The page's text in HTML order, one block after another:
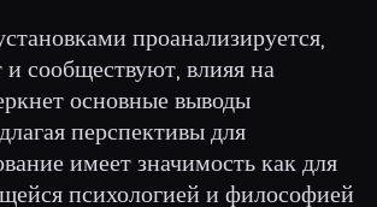
проанализируется,
сообществуют, влияя на
основные выводы
перспективы для
имеет значимость как для
психологией и философией